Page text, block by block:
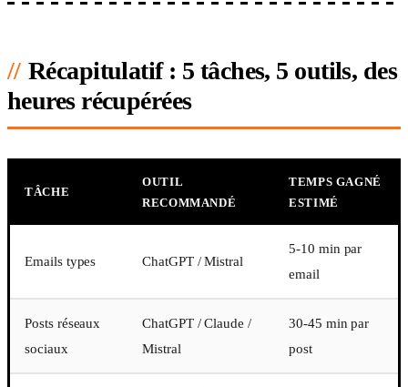
Récapitulatif : 5 tâches, 5 outils, des
heures récupérées
TÂCHE
OUTIL
RECOMMANDÉ
TEMPS GAGNÉ
ESTIMÉ
Emails types ChatGPT / Mistral
5-10 min par
email
Posts réseaux
sociaux
ChatGPT / Claude /
Mistral
30-45 min par
post